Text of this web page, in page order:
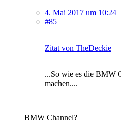
4. Mai 2017 um 10:24
#85
Zitat von TheDeckie
...So wie es die BMW
machen....
BMW Channel?